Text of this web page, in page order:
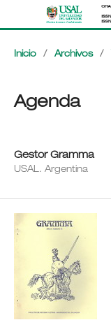
Inicio / Archivos /
Agenda
Gestor Gramma
USAL. Argentina